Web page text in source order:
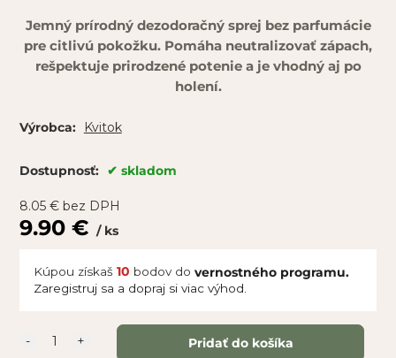
Jemný prírodný dezodoračný sprej bez parfumácie
pre citlivú pokožku. Pomáha neutralizovať zápach,
rešpektuje prirodzené potenie a je vhodný aj po
holení.
Výrobca: Kvitok
Dostupnosť: skladom
8.05€ bez DPH
9.90€ ks
Kúpou získaš 10 bodov do vernostného programu.
Zaregistruj sa a dopraj si viac výhod.